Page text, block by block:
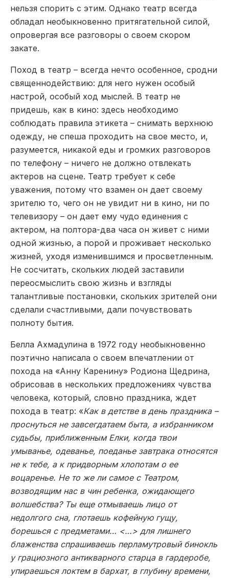
нельзя спорить с этим. Однако театр всегда
обладал необыкновенно притягательной силой,
опровергая все разговоры о своем скором
закате.
Поход в театр – всегда нечто особенное, сродни
священнодействию: для него нужен особый
настрой, особый ход мыслей. В театр не
придешь, как в кино: здесь необходимо
соблюдать правила этикета – снимать верхнюю
одежду, не спеша проходить на свое место, и,
разумеется, никакой еды и громких разговоров
по телефону – ничего не должно отвлекать
актеров на сцене. Театр требует к себе
уважения, потому что взамен он дает своему
зрителю то, чего он не увидит ни в кино, ни по
телевизору – он дает ему чудо единения с
актером, на полтора-два часа он живет с ними
одной жизнью, а порой и проживает несколько
жизней, уходя изменившимся и просветленным.
Не сосчитать, скольких людей заставили
переосмыслить свою жизнь и взгляды
талантливые постановки, скольких зрителей они
сделали счастливыми, дали почувствовать
полноту бытия.
Белла Ахмадулина в 1972 году необыкновенно
поэтично написала о своем впечатлении от
похода на «Анну Каренину» Родиона Щедрина,
обрисовав в нескольких предложениях чувства
человека, который, словно праздника, ждет
похода в театр: «Как в детстве в день праздника –
проснуться не завсегдатаем быта, а избранником
судьбы, приближенным Елки, когда твои
умыванье, одеванье, поеданье завтрака относятся
не к тебе, а к придворным хлопотам о ее
воцаренье. Не то же ли самое с Театром,
возводящим нас в чин ребенка, ожидающего
волшебства? Ты еще отмываешь лицо от
недолгого сна, глотаешь кофейную гущу,
борешься с предметами… <…> для лишнего
блаженства спрашиваешь перламутровый бинокль
у грациозного антикварного старца в гардеробе,
упираешься локтем в бархат, в глубину времени,